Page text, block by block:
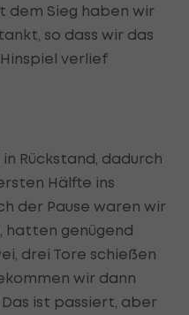
dem Sieg haben wir
so dass wir das
verlief
Rückstand, dadurch
Hälfte ins
der Pause waren wir
hatten genügend
drei Tore schießen
wir dann
ist passiert, aber